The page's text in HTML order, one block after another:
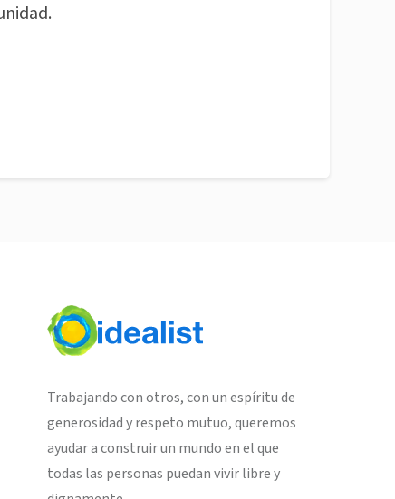
Trabajando con otros, con un espíritu de
generosidad y respeto mutuo, queremos
ayudar a construir un mundo en el que
todas las personas puedan vivir libre y